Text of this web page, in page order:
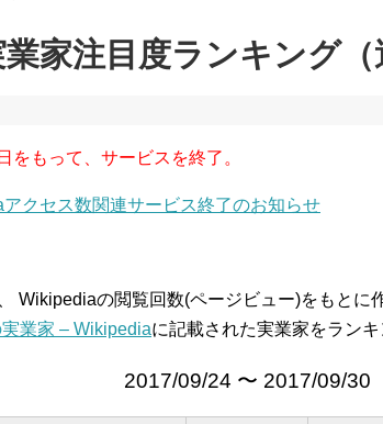
業家注目度ランキング（
もって、サービスを終了。
クセス数関連サービス終了のお知らせ
Wikipediaの閲覧回数(ページビュー)をもとに
業家 – Wikipediaに記載された実業家をランキ
2017/09/24 〜 2017/09/30